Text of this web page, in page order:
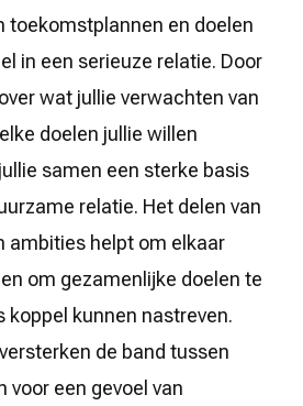
toekomstplannen en doelen
in een serieuze relatie. Door
wat jullie verwachten van
doelen jullie willen
samen een sterke basis
relatie. Het delen van
ambities helpt om elkaar
om gezamenlijke doelen te
koppel kunnen nastreven.
de band tussen
voor een gevoel van